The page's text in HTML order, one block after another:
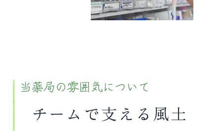
当薬局の雰囲気について
チームで支える風土